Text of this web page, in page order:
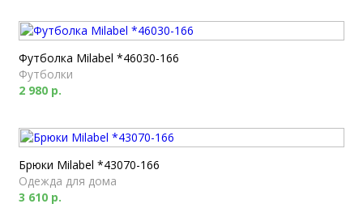
Футболка Milabel *46030-166
Футболки
2 980 р.
Брюки Milabel *43070-166
Одежда для дома
3 610 р.